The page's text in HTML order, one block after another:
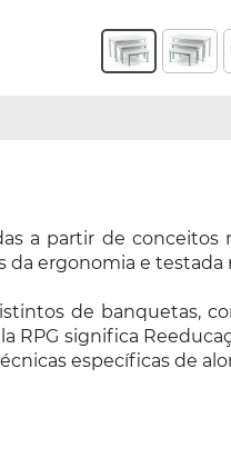
a partir de
ergonomia e
de banquetas,
RPG significa
específicas de